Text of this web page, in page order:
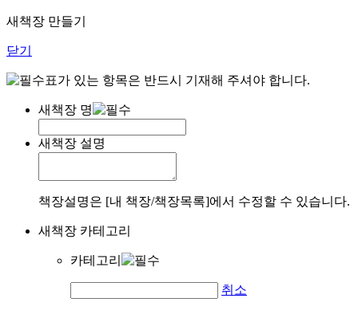
새책장 만들기
닫기
표가 있는 항목은 반드시 기재해 주셔야 합니다.
새책장 명
새책장 설명
책장설명은 [내 책장/책장목록]에서 수정할 수 있습니다.
새책장 카테고리
카테고리
취소